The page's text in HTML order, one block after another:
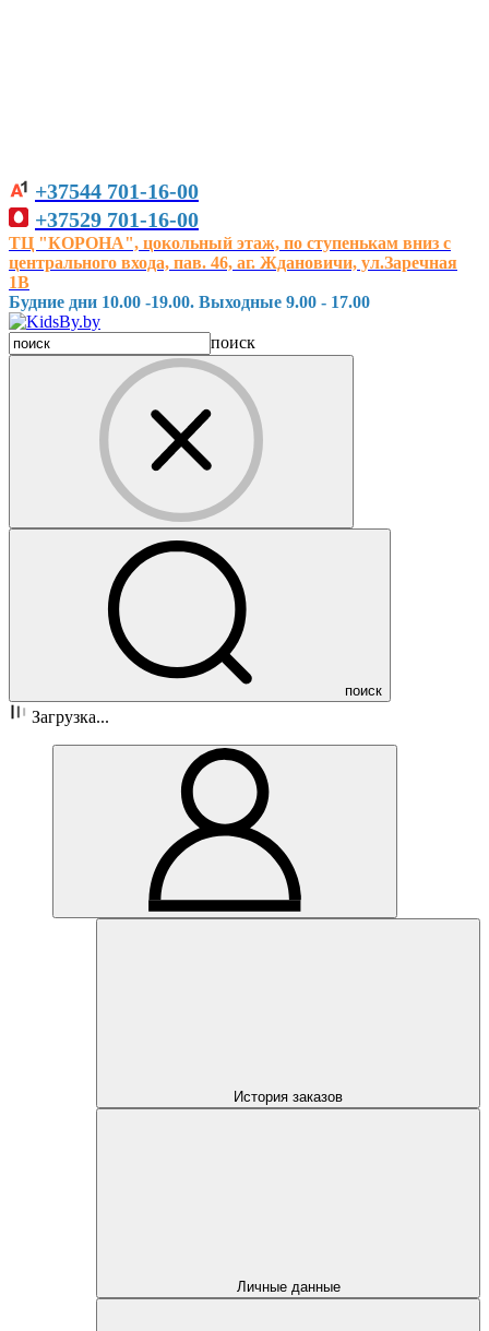
+37544 701-16-00
+37529 701-16-00
ТЦ "КОРОНА", цокольный этаж, по ступенькам вниз с
центрального входа, пав. 46, аг. Ждановичи, ул.Заречная
1В
Будние дни 10.00 -19.00. Выходные 9.00 - 17.00
поиск
поиск
Загрузка...
История заказов
Личные данные